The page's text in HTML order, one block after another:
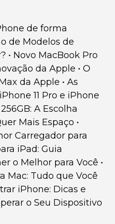
de forma
de Modelos de
• Novo MacBook Pro
da Apple • O
da Apple • As
11 Pro e iPhone
A Escolha
Mais Espaço •
Carregador para
iPad: Guia
o Melhor para Você •
Mac: Tudo que Você
iPhone: Dicas e
o Seu Dispositivo